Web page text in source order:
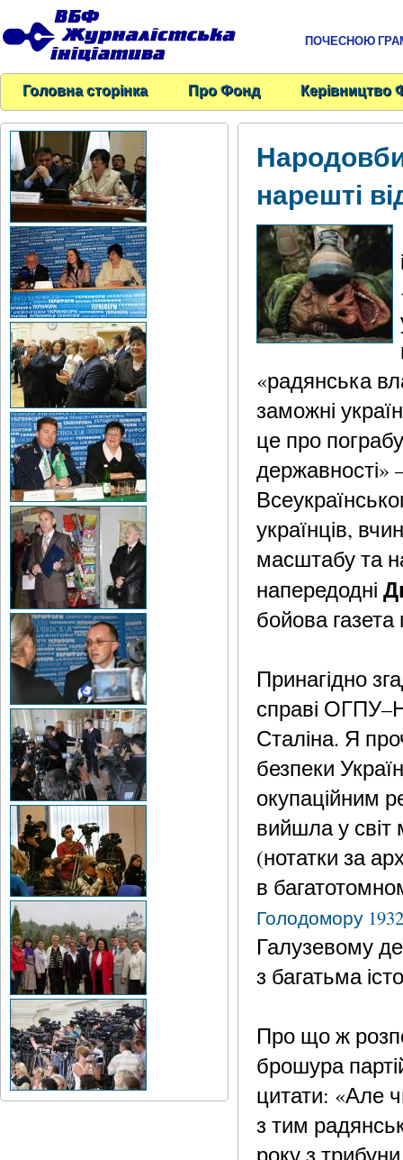
ПОЧЕСНОЮ
Головна сторінка Про Фонд Керівництво
нарешті
«радянська
заможні
це про
державності»
українців,
масштабу та
напередодні
бойова газета
Принагідно
справі
Сталіна. Я
безпеки
окупаційним
вийшла у світ
(нотатки за
в
Голодомору
Галузевому
з багатьма
Про що ж
брошура
цитати: «Але
з тим